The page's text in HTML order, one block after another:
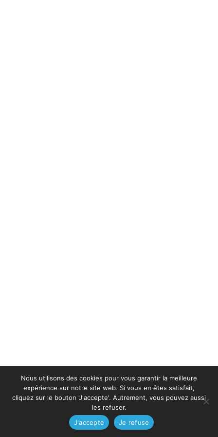
Nous utilisons des cookies pour vous garantir la meilleure
expérience sur notre site web. Si vous en êtes satisfait,
cliquez sur le bouton 'J'accepte'. Autrement, vous pouvez aussi
les refuser.
J'accepte
Je refuse